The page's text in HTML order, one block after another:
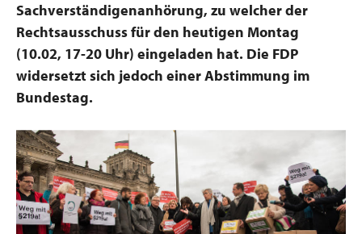
Sachverständigenanhörung, zu welcher der
Rechtsausschuss für den heutigen Montag
(10.02, 17-20 Uhr) eingeladen hat. Die FDP
widersetzt sich jedoch einer Abstimmung im
Bundestag.